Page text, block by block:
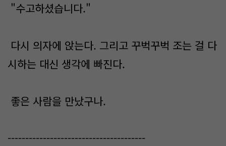
"수고하셨습니다."
다시 의자에 앉는다. 그리고 꾸벅꾸벅 조는 걸 다
시하는 대신 생각에 빠진다.
좋은 사람을 만났구나.
---------------------------------------